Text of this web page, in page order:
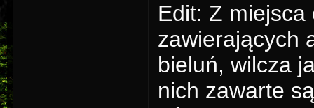
Edit: Z
zawierających
bieluń, wilcza
nich zawarte